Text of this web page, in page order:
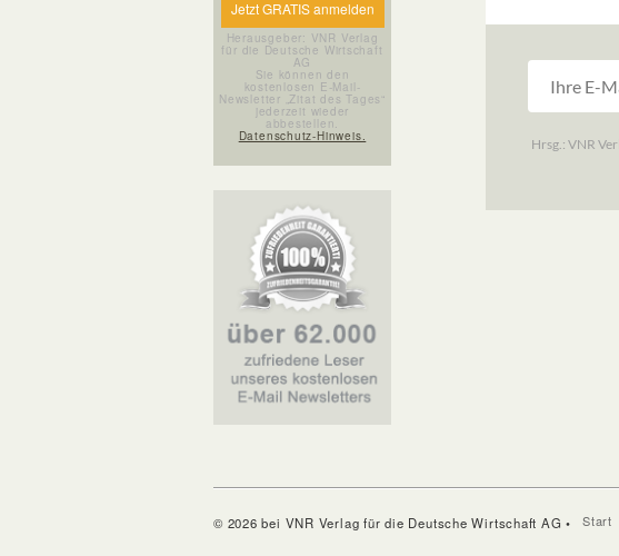
Herausgeber: VNR Verlag
für die Deutsche Wirtschaft
AG
Sie können den
kostenlosen E-Mail-
Newsletter „Zitat des Tages“
jederzeit wieder
abbestellen.
Datenschutz-Hinweis.
© 2026 bei VNR Verlag für die Deutsche Wirtschaft AG • Start